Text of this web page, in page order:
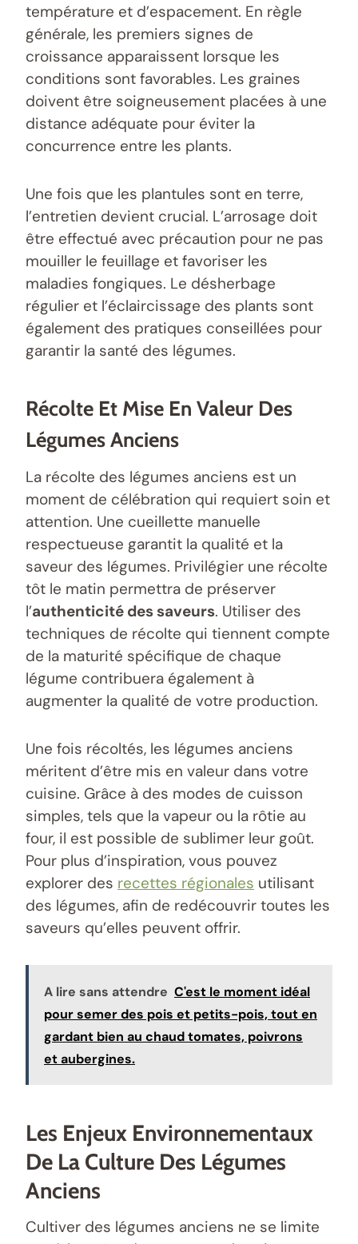
température et d’espacement. En règle
générale, les premiers signes de
croissance apparaissent lorsque les
conditions sont favorables. Les graines
doivent être soigneusement placées à une
distance adéquate pour éviter la
concurrence entre les plants.
Une fois que les plantules sont en terre,
l’entretien devient crucial. L’arrosage doit
être effectué avec précaution pour ne pas
mouiller le feuillage et favoriser les
maladies fongiques. Le désherbage
régulier et l’éclaircissage des plants sont
également des pratiques conseillées pour
garantir la santé des légumes.
Récolte Et Mise En Valeur Des
Légumes Anciens
La récolte des légumes anciens est un
moment de célébration qui requiert soin et
attention. Une cueillette manuelle
respectueuse garantit la qualité et la
saveur des légumes. Privilégier une récolte
tôt le matin permettra de préserver
l’authenticité des saveurs. Utiliser des
techniques de récolte qui tiennent compte
de la maturité spécifique de chaque
légume contribuera également à
augmenter la qualité de votre production.
Une fois récoltés, les légumes anciens
méritent d’être mis en valeur dans votre
cuisine. Grâce à des modes de cuisson
simples, tels que la vapeur ou la rôtie au
four, il est possible de sublimer leur goût.
Pour plus d’inspiration, vous pouvez
explorer des recettes régionales utilisant
des légumes, afin de redécouvrir toutes les
saveurs qu’elles peuvent offrir.
A lire sans attendre C'est le moment idéal
pour semer des pois et petits-pois, tout en
gardant bien au chaud tomates, poivrons
et aubergines.
Les Enjeux Environnementaux
De La Culture Des Légumes
Anciens
Cultiver des légumes anciens ne se limite